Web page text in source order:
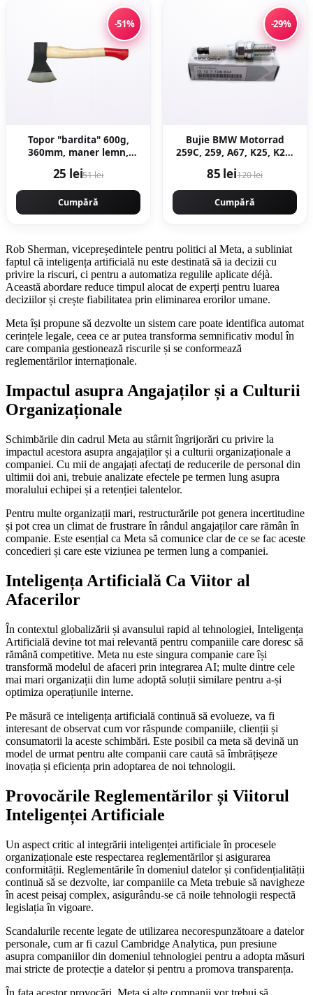
-51%
Topor "bardita" 600g,
360mm, maner lemn,
Tec MX435
25 lei51 lei
Cumpără
-29%
Bujie BMW Motorrad
259C, 259, A67, K25, K26,
R22, R28
85 lei120 lei
Cumpără
Rob Sherman, vicepreședintele pentru politici al Meta, a subliniat
faptul că inteligența artificială nu este destinată să ia decizii cu
privire la riscuri, ci pentru a automatiza regulile aplicate déjà.
Această abordare reduce timpul alocat de experți pentru luarea
deciziilor și crește fiabilitatea prin eliminarea erorilor umane.
Meta își propune să dezvolte un sistem care poate identifica automat
cerințele legale, ceea ce ar putea transforma semnificativ modul în
care compania gestionează riscurile și se conformează
reglementărilor internaționale.
Impactul asupra Angajaților și a Culturii
Organizaționale
Schimbările din cadrul Meta au stârnit îngrijorări cu privire la
impactul acestora asupra angajaților și a culturii organizaționale a
companiei. Cu mii de angajați afectați de reducerile de personal din
ultimii doi ani, trebuie analizate efectele pe termen lung asupra
moralului echipei și a retenției talentelor.
Pentru multe organizații mari, restructurările pot genera incertitudine
și pot crea un climat de frustrare în rândul angajaților care rămân în
companie. Este esențial ca Meta să comunice clar de ce se fac aceste
concedieri și care este viziunea pe termen lung a companiei.
Inteligența Artificială Ca Viitor al
Afacerilor
În contextul globalizării și avansului rapid al tehnologiei, Inteligența
Artificială devine tot mai relevantă pentru companiile care doresc să
rămână competitive. Meta nu este singura companie care își
transformă modelul de afaceri prin integrarea AI; multe dintre cele
mai mari organizații din lume adoptă soluții similare pentru a-și
optimiza operațiunile interne.
Pe măsură ce inteligența artificială continuă să evolueze, va fi
interesant de observat cum vor răspunde companiile, clienții și
consumatorii la aceste schimbări. Este posibil ca meta să devină un
model de urmat pentru alte companii care caută să îmbrățișeze
inovația și eficiența prin adoptarea de noi tehnologii.
Provocările Reglementărilor și Viitorul
Inteligenței Artificiale
Un aspect critic al integrării inteligenței artificiale în procesele
organizaționale este respectarea reglementărilor și asigurarea
conformității. Reglementările în domeniul datelor și confidențialității
continuă să se dezvolte, iar companiile ca Meta trebuie să navigheze
în acest peisaj complex, asigurându-se că noile tehnologii respectă
legislația în vigoare.
Scandalurile recente legate de utilizarea necorespunzătoare a datelor
personale, cum ar fi cazul Cambridge Analytica, pun presiune
asupra companiilor din domeniul tehnologiei pentru a adopta măsuri
mai stricte de protecție a datelor și pentru a promova transparența.
În fața acestor provocări, Meta și alte companii vor trebui să